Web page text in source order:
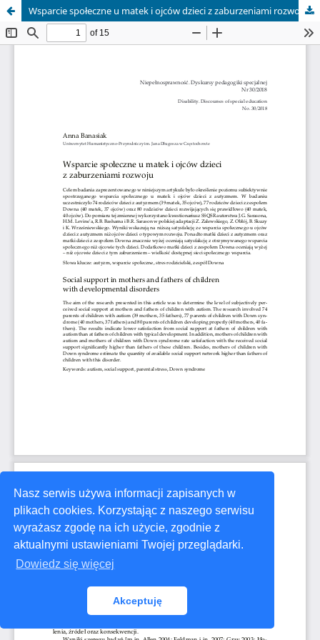
Nasz serwis używa informacji zapisanych w
plikach cookies. Korzystając z naszego serwisu
wyrażasz zgodę na ich użycie, zgodnie z
aktualnymi ustawieniami Twojej przeglądarki.
Dowiedz się więcej
Akceptuję
Wsparcie społeczne u matek i ojców dzieci z zaburzeniami rozwoju